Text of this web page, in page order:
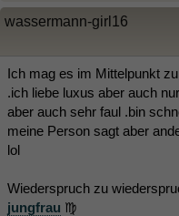
wassermann-girl16
Ich mag es im Mittelpunkt
.ich liebe luxus aber auch
aber auch sehr faul .bin
meine Person sagt aber
lol
Wiederspruch zu
jungfrau ♍